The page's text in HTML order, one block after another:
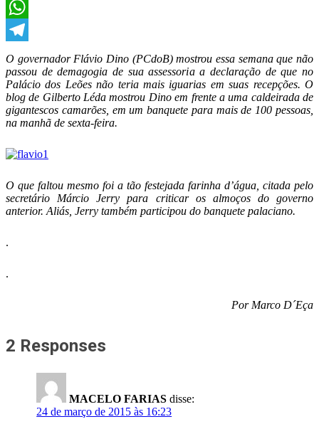
X
WhatsApp
Telegram
O governador Flávio Dino (PCdoB) mostrou essa semana que não
passou de demagogia de sua assessoria a declaração de que no
Palácio dos Leões não teria mais iguarias em suas recepções. O
blog de Gilberto Léda mostrou Dino em frente a uma caldeirada de
gigantescos camarões, em um banquete para mais de 100 pessoas,
na manhã de sexta-feira.
O que faltou mesmo foi a tão festejada farinha d’água, citada pelo
secretário Márcio Jerry para criticar os almoços do governo
anterior. Aliás, Jerry também participou do banquete palaciano.
.
.
Por Marco D´Eça
2 Responses
MACELO FARIAS disse:
24 de março de 2015 às 16:23